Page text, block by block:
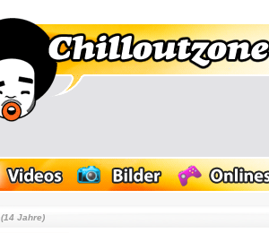
(14 Jahre)